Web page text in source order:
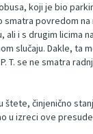
koji je bio
povredom
i s drugim licima
slučaju. Dakle,
se ne smatra
činjenično
u izreci ove